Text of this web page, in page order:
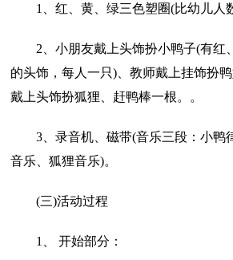
1、红、黄、绿三色塑圈(比幼儿人数
2、小朋友戴上头饰扮小鸭子(有红
的头饰，每人一只)、教师戴上挂饰扮
戴上头饰扮狐狸、赶鸭棒一根。。
3、录音机、磁带(音乐三段：小鸭
音乐、狐狸音乐)。
(三)活动过程
1、 开始部分：